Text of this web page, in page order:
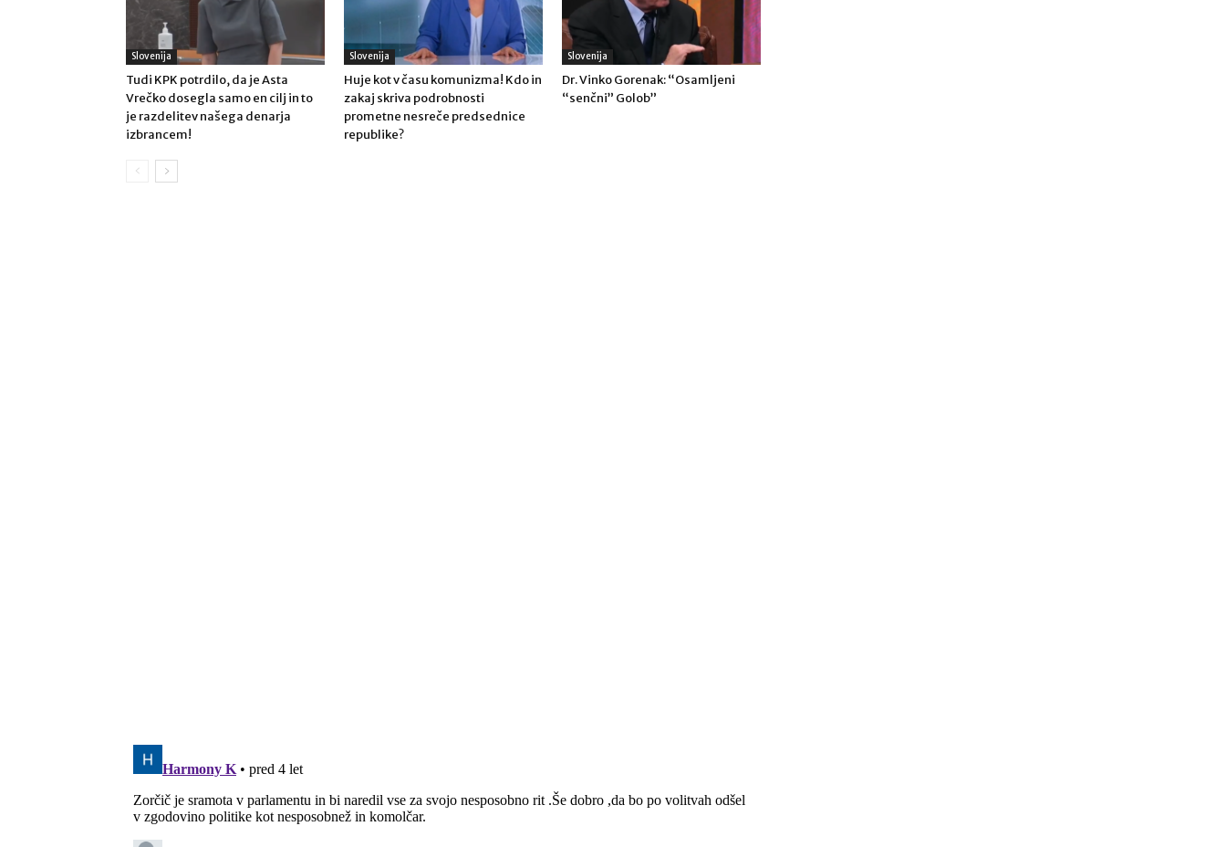
Slovenija
Tudi KPK potrdilo, da je Asta
Vrečko dosegla samo en cilj in to
je razdelitev našega denarja
izbrancem!
Slovenija
Huje kot v času komunizma! Kdo in
zakaj skriva podrobnosti
prometne nesreče predsednice
republike?
Slovenija
Dr. Vinko Gorenak: “Osamljeni
“senčni” Golob”